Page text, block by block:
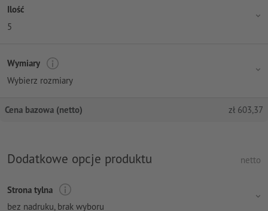
Ilość
5
Wymiary
Wybierz rozmiary
Cena bazowa (netto) zł 603,37
Dodatkowe opcje produktu netto
Strona tylna
bez nadruku, brak wyboru